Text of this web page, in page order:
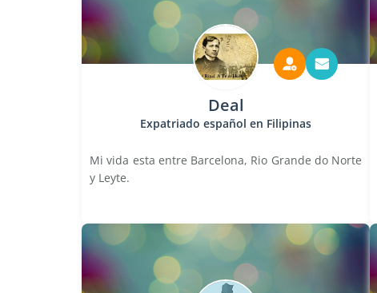
Deal
Expatriado español en Filipinas
Mi vida esta entre Barcelona, Rio Grande do Norte
y Leyte.